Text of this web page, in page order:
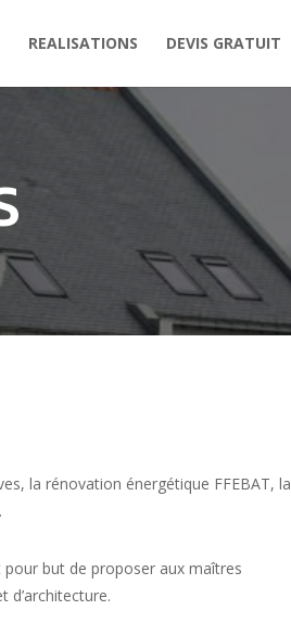
REALISATIONS DEVIS GRATUIT
la rénovation énergétique FFEBAT, la
but de proposer aux maîtres
d’architecture.